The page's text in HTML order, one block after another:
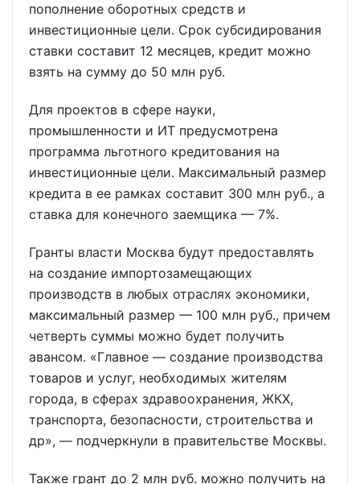
пополнение оборотных средств и
инвестиционные цели. Срок субсидирования
ставки составит 12 месяцев, кредит можно
взять на сумму до 50 млн руб.
Для проектов в сфере науки,
промышленности и ИТ предусмотрена
программа льготного кредитования на
инвестиционные цели. Максимальный размер
кредита в ее рамках составит 300 млн руб., а
ставка для конечного заемщика — 7%.
Гранты власти Москва будут предоставлять
на создание импортозамещающих
производств в любых отраслях экономики,
максимальный размер — 100 млн руб., причем
четверть суммы можно будет получить
авансом. «Главное — создание производства
товаров и услуг, необходимых жителям
города, в сферах здравоохранения, ЖКХ,
транспорта, безопасности, строительства и
др», — подчеркнули в правительстве Москвы.
Также грант до 2 млн руб. можно получить на